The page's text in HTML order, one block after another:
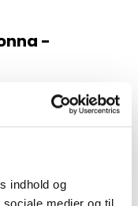
indhold og
-